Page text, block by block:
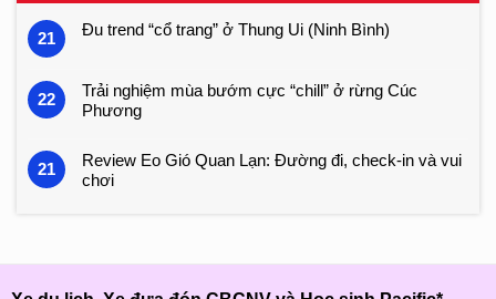
21 Đu trend “cổ trang” ở Thung Ui (Ninh Bình)
22
Trải nghiệm mùa bướm cực “chill” ở rừng Cúc
Phương
21
Review Eo Gió Quan Lạn: Đường đi, check-in và vui
chơi